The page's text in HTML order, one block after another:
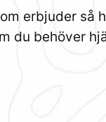
erbjuder så
du behöver